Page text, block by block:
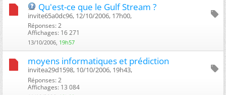
Qu'est-ce que le Gulf Stream ?
invite65a0dc96, 12/10/2006, 17h00, ‎
Réponses: 2
Affichages: 16 271
13/10/2006, 19h57
moyens informatiques et prédiction
invitea29d1598, 10/10/2006, 19h43, ‎
Réponses: 2
Affichages: 13 084